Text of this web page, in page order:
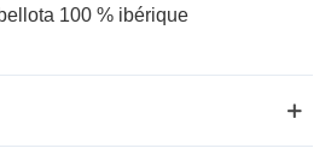
100 % ibérique